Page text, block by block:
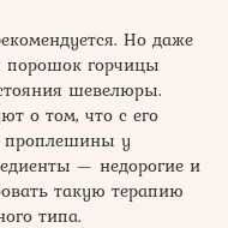
Но даже
порошок горчицы
шевелюры.
о том, что с его
проплешины у
— недорогие и
такую терапию
типа.